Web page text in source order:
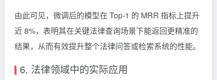
由此可见，微调后的模型在 Top-1 的 MRR 指标上提升
近 8%，表明其在关键法律查询场景下能返回更精准的
结果，从而有效提升整个法律问答或检索系统的性能。
6. 法律领域中的实际应用